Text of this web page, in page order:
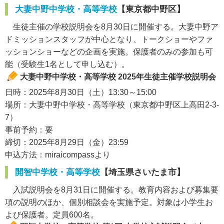
大妻中野中学校・高等学校 【東京都中野区】
生徒主催の学校説明会を8月30日に開催する。大妻中野ア
ドミッションスタッフが中心となり、トークショーやファ
ッションショーなどの企画を実施。保護者のみの参加も可
能（受験生1名として申し込む）。
大妻中野中学校・高等学校 2025年生徒主催学校説明会
日時：2025年8月30日（土）13:30～15:00
場所：大妻中野中学校・高等学校（東京都中野区上高田2-3-
7）
事前予約：要
締切：2025年8月29日（金）23:59
申込方法：miraicompassより
開智中学校・高等学校 【埼玉県さいたま市】
入試説明会を8月31日に開催する。教育内容および募集要
項の説明のほか、個別相談会を実施予定。対象は小学生お
よび保護者。定員600名。